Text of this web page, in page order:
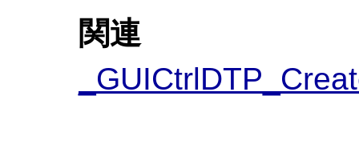
関連